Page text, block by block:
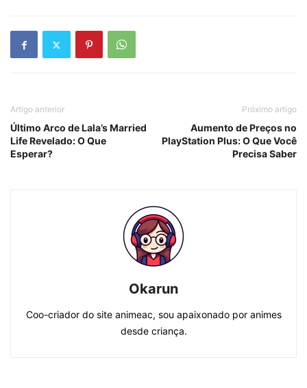
Artigo anterior
Último Arco de Lala’s Married
Life Revelado: O Que
Esperar?
Próximo artigo
Aumento de Preços no
PlayStation Plus: O Que Você
Precisa Saber
Okarun
Coo-criador do site animeac, sou apaixonado por animes
desde criança.